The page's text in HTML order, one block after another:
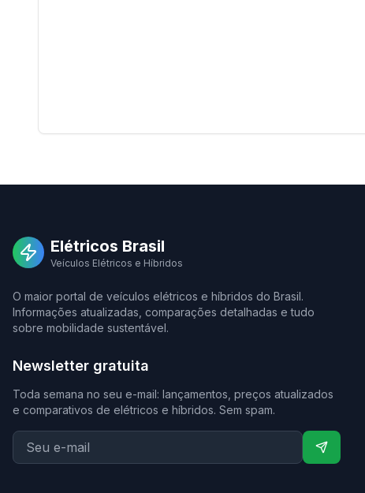
Elétricos Brasil
Veículos Elétricos e Híbridos
O maior portal de veículos elétricos e híbridos do Brasil.
Informações atualizadas, comparações detalhadas e tudo
sobre mobilidade sustentável.
Newsletter gratuita
Toda semana no seu e-mail: lançamentos, preços atualizados
e comparativos de elétricos e híbridos. Sem spam.